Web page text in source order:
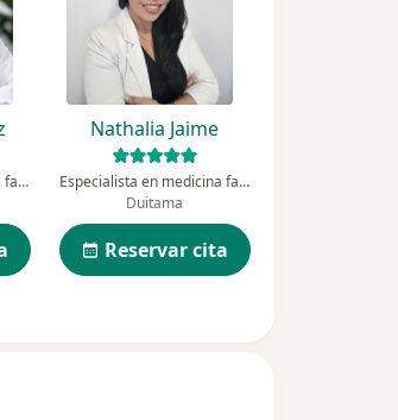
Especialista en medicina familiar
Nathalia Jaime
Especialista en medicina familiar, Médico laboral
Duitama
Reservar cita